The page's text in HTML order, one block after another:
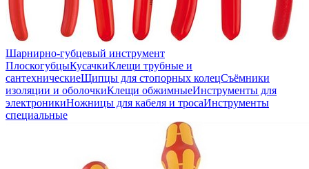
Шарнирно-губцевый инструмент
ПлоскогубцыКусачкиКлещи трубные и
сантехническиеЩипцы для стопорных колецСъёмники
изоляции и оболочкиКлещи обжимныеИнструменты для
электроникиНожницы для кабеля и тросаИнструменты
специальные